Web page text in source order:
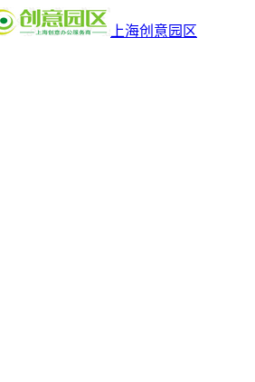
上海创意园区